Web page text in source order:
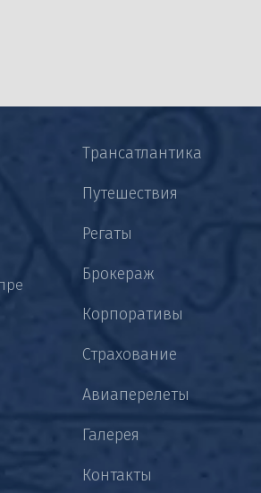
Трансатлантика
Путешествия
Регаты
Брокераж
Корпоративы
Страхование
Авиаперелеты
Галерея
Контакты